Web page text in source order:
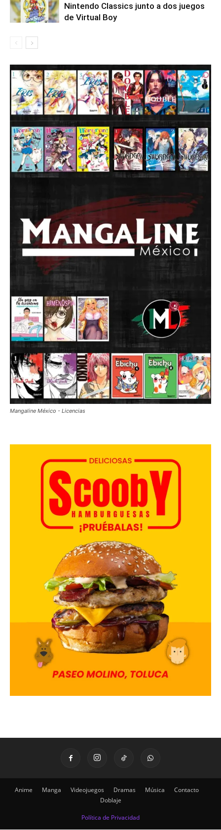
Nintendo Classics junto a dos juegos
de Virtual Boy
Mangaline México - Licencias
Anime Manga Videojuegos Dramas Música
Contacto
Doblaje
Política de Privacidad